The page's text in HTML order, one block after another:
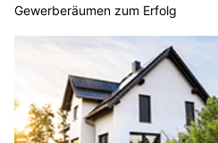
Gewerberäumen zum Erfolg